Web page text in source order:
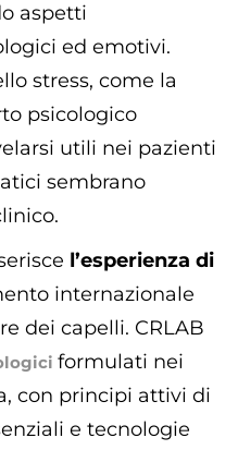
aspetti
ed emotivi.
stress, come la
psicologico
utili nei pazienti
sembrano
l’esperienza di
internazionale
dei capelli. CRLAB
formulati nei
con principi attivi di
e tecnologie